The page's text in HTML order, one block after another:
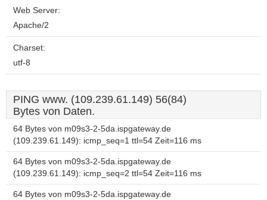
Web Server:
Apache/2
Charset:
utf-8
PING www. (109.239.61.149) 56(84)
Bytes von Daten.
64 Bytes von m09s3-2-5da.ispgateway.de
(109.239.61.149): icmp_seq=1 ttl=54 Zeit=116 ms
64 Bytes von m09s3-2-5da.ispgateway.de
(109.239.61.149): icmp_seq=2 ttl=54 Zeit=116 ms
64 Bytes von m09s3-2-5da.ispgateway.de